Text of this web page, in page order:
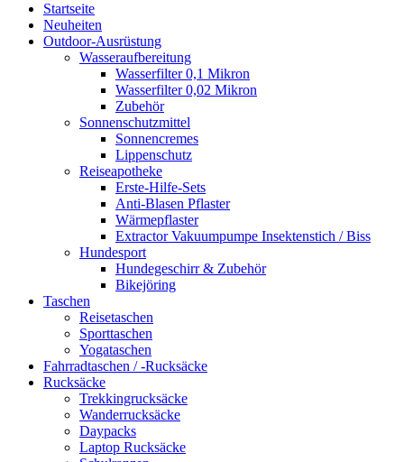
Startseite
Neuheiten
Outdoor-Ausrüstung
Wasseraufbereitung
Wasserfilter 0,1 Mikron
Wasserfilter 0,02 Mikron
Zubehör
Sonnenschutzmittel
Sonnencremes
Lippenschutz
Reiseapotheke
Erste-Hilfe-Sets
Anti-Blasen Pflaster
Wärmepflaster
Extractor Vakuumpumpe Insektenstich / Biss
Hundesport
Hundegeschirr & Zubehör
Bikejöring
Taschen
Reisetaschen
Sporttaschen
Yogataschen
Fahrradtaschen / -Rucksäcke
Rucksäcke
Trekkingrucksäcke
Wanderrucksäcke
Daypacks
Laptop Rucksäcke